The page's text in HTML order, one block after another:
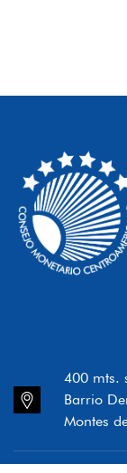
400 mts.
Barrio
Montes